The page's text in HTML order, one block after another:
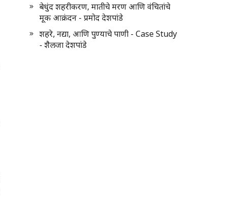
बेधुंद शहरीकरण, मातीचे मरण आणि वंचितांचे
मूक आक्रंदन - प्रमोद देशपांडे
शहरे, नद्या, आणि पुण्याचे पाणी - Case Study
- शैलजा देशपांडे